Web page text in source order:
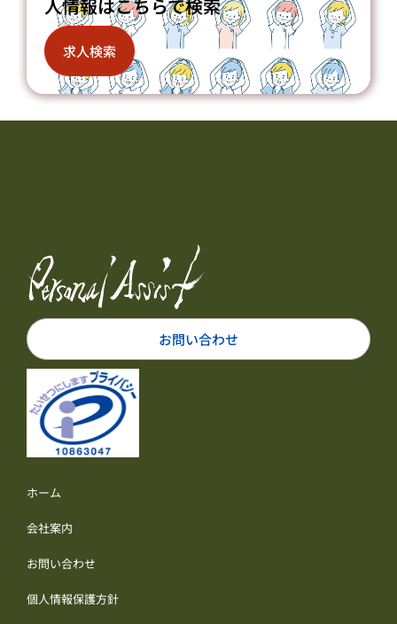
人情報はこちらで検索
求人検索
お問い合わせ
ホーム
会社案内
お問い合わせ
個人情報保護方針